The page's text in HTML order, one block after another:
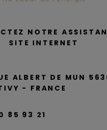
NOTRE
SITE INTERNET
ALBERT DE MUN
- FRANCE
85 93 21